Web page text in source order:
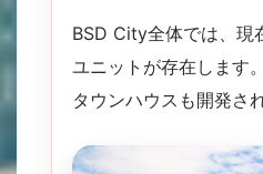
BSD City全体では、現
ユニットが存在します。
タウンハウスも開発さ